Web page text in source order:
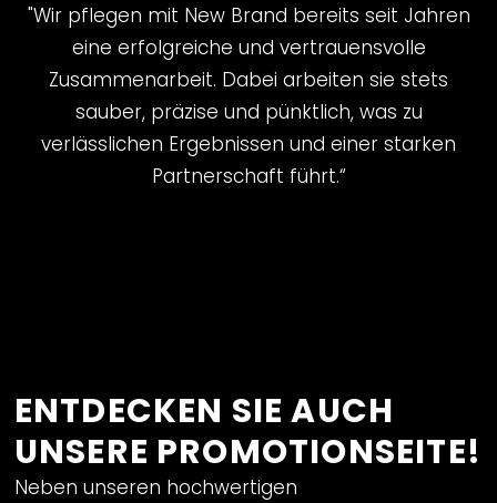
"Wir pflegen mit New Brand bereits seit Jahren
eine erfolgreiche und vertrauensvolle
Zusammenarbeit. Dabei arbeiten sie stets
sauber, präzise und pünktlich, was zu
verlässlichen Ergebnissen und einer starken
Partnerschaft führt.“
ENTDECKEN SIE AUCH
UNSERE PROMOTIONSEITE!
Neben unseren hochwertigen